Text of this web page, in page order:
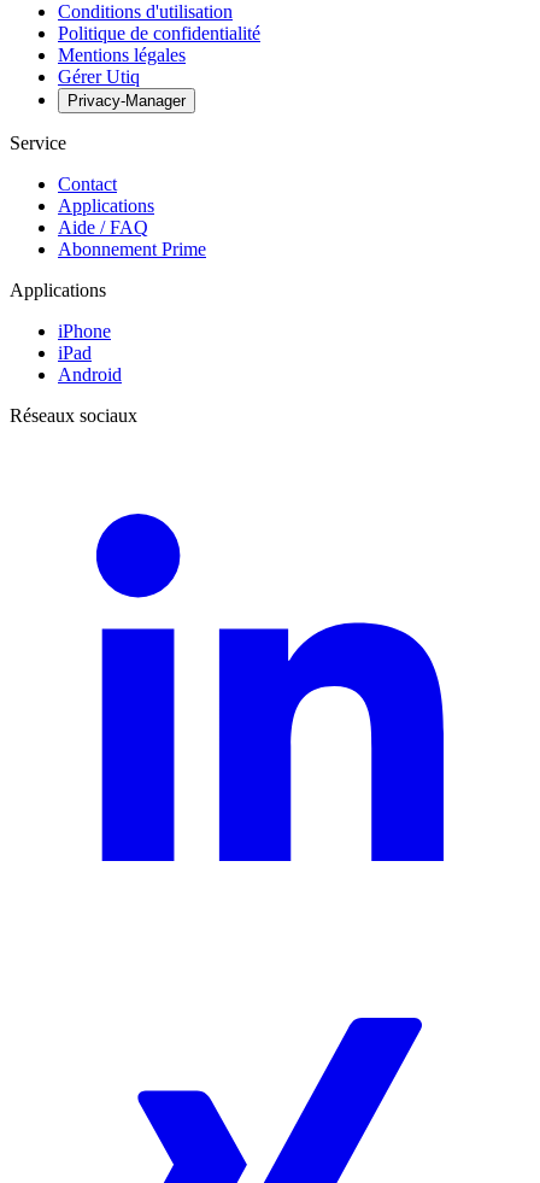
Conditions d'utilisation
Politique de confidentialité
Mentions légales
Gérer Utiq
Privacy-Manager
Service
Contact
Applications
Aide / FAQ
Abonnement Prime
Applications
iPhone
iPad
Android
Réseaux sociaux